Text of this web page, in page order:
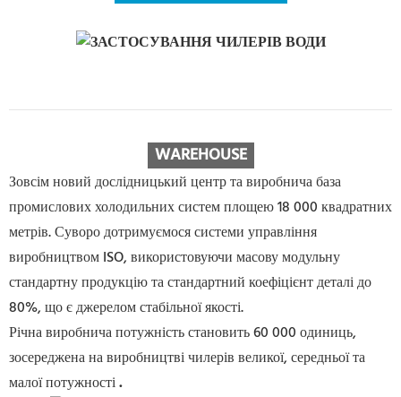
WAREHOUSE
Зовсім новий дослідницький центр та виробнича база
промислових холодильних систем площею 18 000 квадратних
метрів. Суворо дотримуємося системи управління
виробництвом ISO, використовуючи масову модульну
стандартну продукцію та стандартний коефіцієнт деталі до
80%, що є джерелом стабільної якості.
Річна виробнича потужність становить 60 000 одиниць,
зосереджена на виробництві чилерів великої, середньої та
малої потужності.